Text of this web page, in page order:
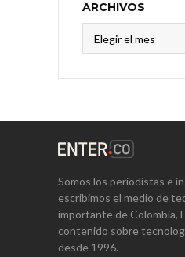
ARCHIVOS
Somos los periodistas e
escribimos el medio de
importante de Colombia,
contenido sobre
desde 1996.